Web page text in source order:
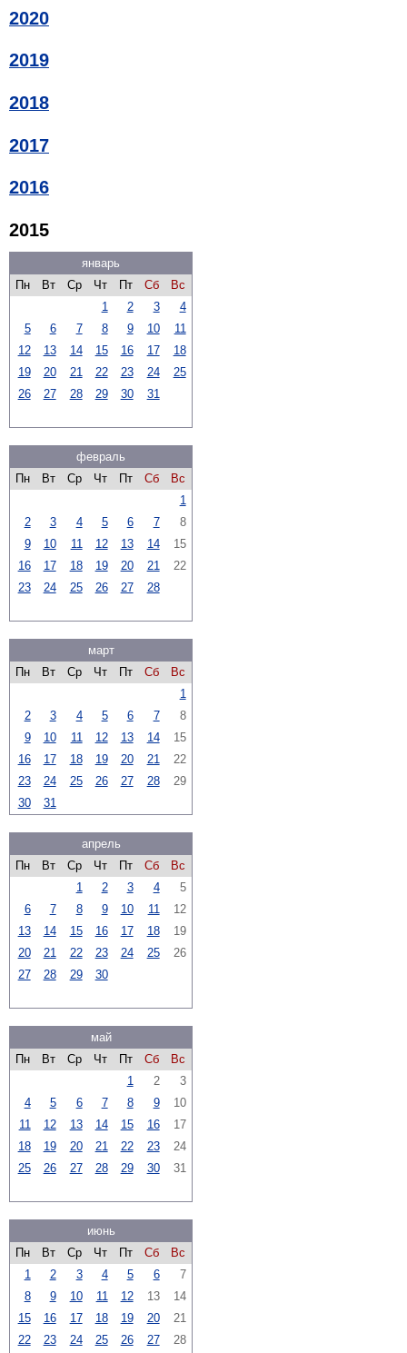
2020
2019
2018
2017
2016
2015
январь
Пн
Вт Ср Чт Пт Сб
Вс
1
2 3
4
5
6 7 8 9 10
11
12
13 14 15 16 17
18
19
20 21 22 23 24
25
26
27 28 29 30 31
февраль
Пн
Вт Ср Чт Пт Сб
Вс
1
2
3 4 5 6 7
8
9
10 11 12 13 14
15
16
17 18 19 20 21
22
23
24 25 26 27 28
март
Пн
Вт Ср Чт Пт Сб
Вс
1
2
3 4 5 6 7
8
9
10 11 12 13 14
15
16
17 18 19 20 21
22
23
24 25 26 27 28
29
30
31
апрель
Пн
Вт Ср Чт Пт Сб
Вс
1
2 3 4
5
6
7 8 9 10 11
12
13
14 15 16 17 18
19
20
21 22 23 24 25
26
27
28 29 30
май
Пн
Вт Ср Чт Пт Сб
Вс
1
2
3
4
5 6 7 8 9
10
11
12 13 14 15 16
17
18
19 20 21 22 23
24
25
26 27 28 29 30 31
июнь
Пн
Вт Ср Чт Пт Сб
Вс
1
2 3 4 5 6
7
8
9 10 11 12 13
14
15
16 17 18 19 20
21
22
23 24 25 26 27
28